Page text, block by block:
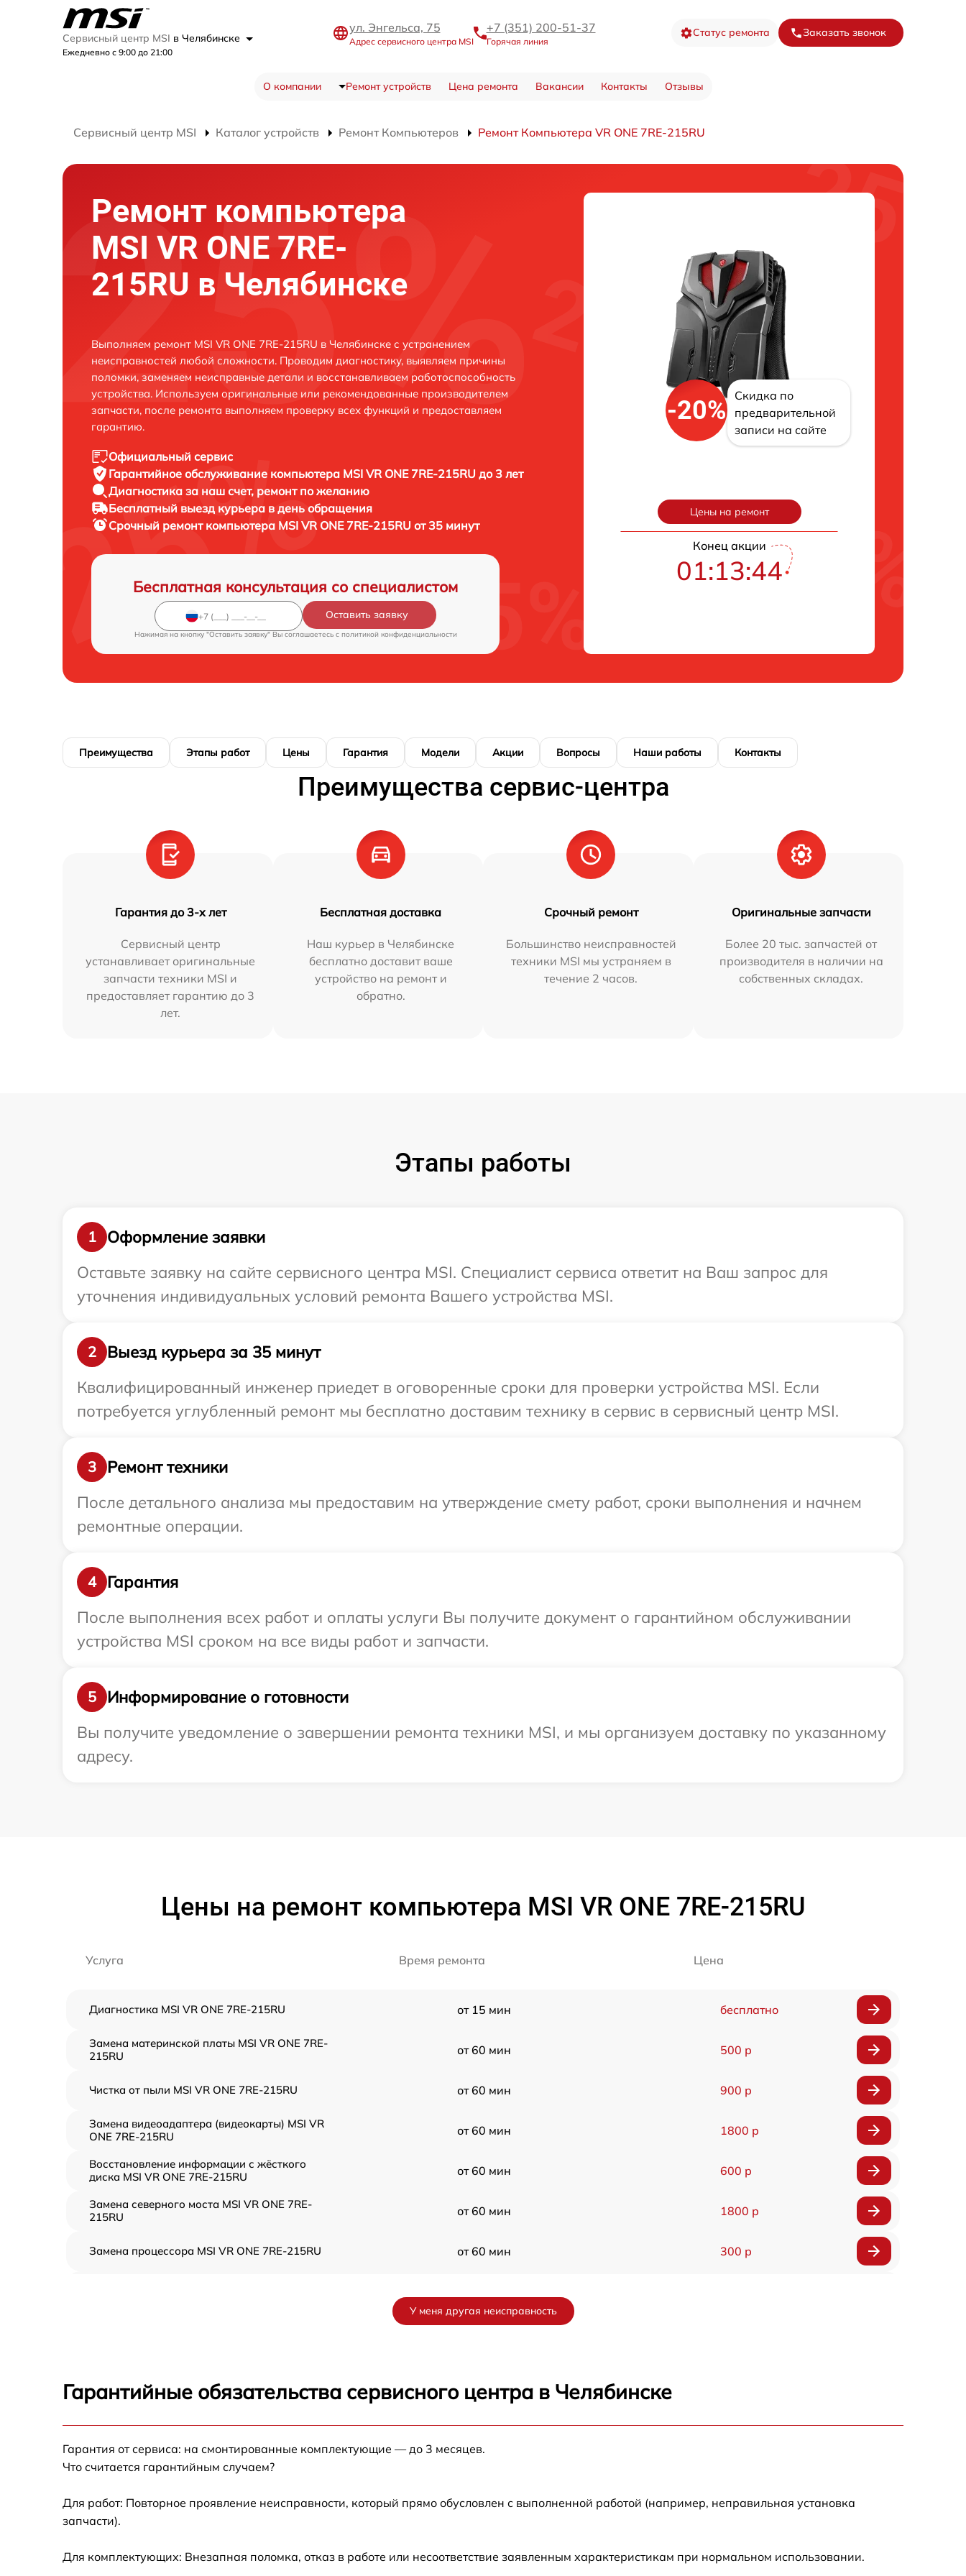
Сервисный центр MSI в Челябинске
Ежедневно с 9:00 до 21:00
ул. Энгельса, 75
Адрес сервисного центра MSI
+7 (351) 200-51-37
Горячая линия
Статус ремонта Заказать звонок
О компании Ремонт устройств Цена ремонта Вакансии Контакты Отзывы
Сервисный центр MSI Каталог устройств Ремонт Компьютеров Ремонт Компьютера VR ONE 7RE-215RU
Ремонт компьютера
MSI VR ONE 7RE-
215RU в Челябинске
Выполняем ремонт MSI VR ONE 7RE-215RU в Челябинске с устранением
неисправностей любой сложности. Проводим диагностику, выявляем причины
поломки, заменяем неисправные детали и восстанавливаем работоспособность
устройства. Используем оригинальные или рекомендованные производителем
запчасти, после ремонта выполняем проверку всех функций и предоставляем
гарантию.
Официальный сервис
Гарантийное обслуживание компьютера MSI VR ONE 7RE-215RU до 3 лет
Диагностика за наш счет, ремонт по желанию
Бесплатный выезд курьера в день обращения
Срочный ремонт компьютера MSI VR ONE 7RE-215RU от 35 минут
Бесплатная консультация со специалистом
Оставить заявку
Нажимая на кнопку "Оставить заявку" Вы соглашаетесь c политикой конфиденциальности
-20%
Скидка по
предварительной
записи на сайте
Цены на ремонт
Конец акции
01:13:42
Преимущества Этапы работ Цены Гарантия Модели Акции Вопросы Наши работы Контакты
Преимущества сервис-центра
Гарантия до 3-х лет
Сервисный центр
устанавливает оригинальные
запчасти техники MSI и
предоставляет гарантию до 3
лет.
Бесплатная доставка
Наш курьер в Челябинске
бесплатно доставит ваше
устройство на ремонт и
обратно.
Срочный ремонт
Большинство неисправностей
техники MSI мы устраняем в
течение 2 часов.
Оригинальные запчасти
Более 20 тыс. запчастей от
производителя в наличии на
собственных складах.
Этапы работы
1
Оформление заявки
Оставьте заявку на сайте сервисного центра MSI. Специалист сервиса ответит на Ваш запрос для
уточнения индивидуальных условий ремонта Вашего устройства MSI.
2
Выезд курьера за 35 минут
Квалифицированный инженер приедет в оговоренные сроки для проверки устройства MSI. Если
потребуется углубленный ремонт мы бесплатно доставим технику в сервис в сервисный центр MSI.
3
Ремонт техники
После детального анализа мы предоставим на утверждение смету работ, сроки выполнения и начнем
ремонтные операции.
4
Гарантия
После выполнения всех работ и оплаты услуги Вы получите документ о гарантийном обслуживании
устройства MSI сроком на все виды работ и запчасти.
5
Информирование о готовности
Вы получите уведомление о завершении ремонта техники MSI, и мы организуем доставку по указанному
адресу.
Цены на ремонт компьютера MSI VR ONE 7RE-215RU
Услуга Время ремонта Цена
Диагностика MSI VR ONE 7RE-215RU от 15 мин бесплатно
Замена материнской платы MSI VR ONE 7RE-
215RU
от 60 мин 500 р
Чистка от пыли MSI VR ONE 7RE-215RU от 60 мин 900 р
Замена видеоадаптера (видеокарты) MSI VR
ONE 7RE-215RU
от 60 мин 1800 р
Восстановление информации с жёсткого
диска MSI VR ONE 7RE-215RU
от 60 мин 600 р
Замена северного моста MSI VR ONE 7RE-
215RU
от 60 мин 1800 р
Замена процессора MSI VR ONE 7RE-215RU от 60 мин 300 р
Замена звуковой платы MSI VR ONE 7RE-
215RU
от 60 мин
У меня другая неисправность
Гарантийные обязательства сервисного центра в Челябинске
Гарантия от сервиса: на смонтированные комплектующие — до 3 месяцев.
Что считается гарантийным случаем?
Для работ: Повторное проявление неисправности, который прямо обусловлен с выполненной работой (например, неправильная установка
запчасти).
Для комплектующих: Внезапная поломка, отказ в работе или несоответствие заявленным характеристикам при нормальном использовании.